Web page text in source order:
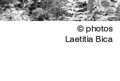
© photos
Laetitia Bica